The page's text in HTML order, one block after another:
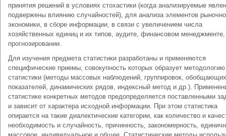
принятия решений в условиях стохастики (когда анализируемые
подвержены влиянию случайностей), для анализа элементов
экономики, в сборе информации, в связи с увеличением числа
хозяйственных единиц и их типов, аудите, финансовом менеджменте,
прогнозировании.
Для изучения предмета статистики разработаны и применяются
специфические приемы, совокупность которых образует методологию
статистики (методы массовых наблюдений, группировок, обобщающих
показателей, динамических рядов, индексный метод и др.).
статистике конкретных методов предопределяется поставленными
и зависит от характера исходной информации. При этом статистика
опирается на такие диалектические категории, как количество и
необходимость и случайность, причинность, закономерность,